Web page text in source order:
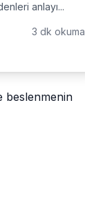
anlayı...
3 dk okuma